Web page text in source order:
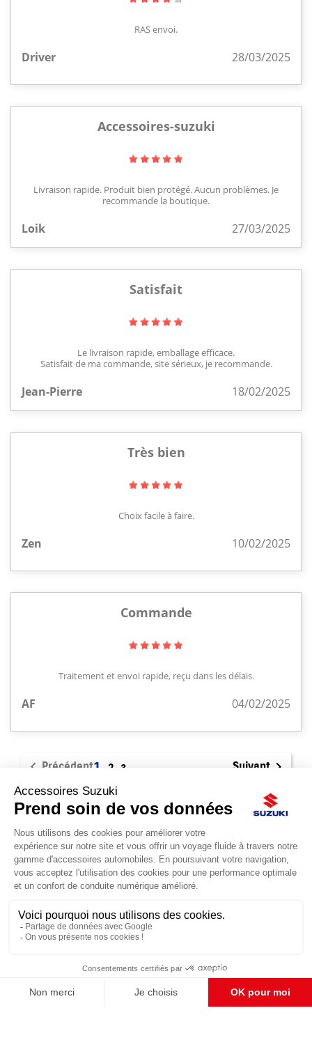
RAS envoi.
Driver 28/03/2025
Accessoires-suzuki
Livraison rapide. Produit bien protégé. Aucun problèmes. Je
recommande la boutique.
Loik 27/03/2025
Satisfait
Le livraison rapide, emballage efficace.
Satisfait de ma commande, site sérieux, je recommande.
Jean-Pierre 18/02/2025
Très bien
Choix facile à faire.
Zen 10/02/2025
Commande
Traitement et envoi rapide, reçu dans les délais.
AF 04/02/2025
 Précédent1 2 3 Suivant 
ACCESSOIRES SUZUKI
Le site d'accessoires Suzuki propose des accessoires d'origine pour
équiper votre véhicule.
© Groupe Legrand 2025